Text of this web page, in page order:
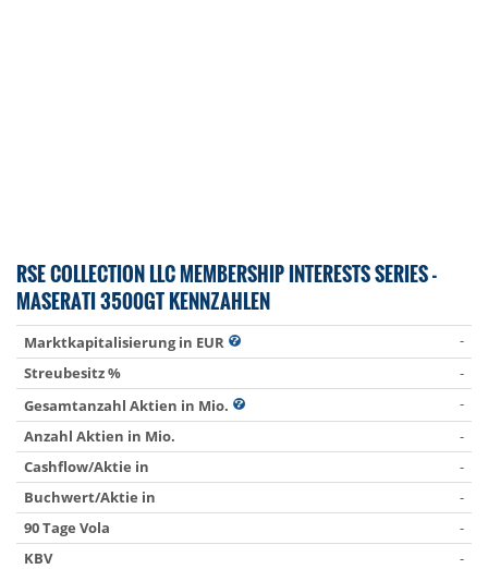
RSE COLLECTION LLC MEMBERSHIP INTERESTS SERIES -
MASERATI 3500GT KENNZAHLEN
Marktkapitalisierung in EUR
-
Streubesitz %
-
Gesamtanzahl Aktien in Mio.
-
Anzahl Aktien in Mio.
-
Cashflow/Aktie in
-
Buchwert/Aktie in
-
90 Tage Vola
-
KBV
-